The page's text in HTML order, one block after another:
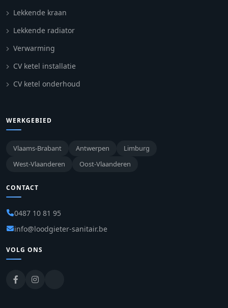
Lekkende kraan
Lekkende radiator
Verwarming
CV ketel installatie
CV ketel onderhoud
WERKGEBIED
Vlaams-Brabant Antwerpen
Limburg
West-Vlaanderen
Oost-Vlaanderen
CONTACT
0487 10 81 95
info@loodgieter-sanitair.be
VOLG ONS